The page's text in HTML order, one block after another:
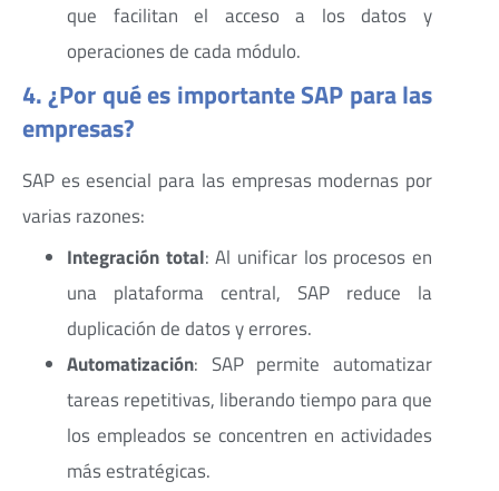
que facilitan el acceso a los datos y
operaciones de cada módulo.
4. ¿Por qué es importante SAP para las
empresas?
SAP es esencial para las empresas modernas por
varias razones:
Integración total: Al unificar los procesos en
una plataforma central, SAP reduce la
duplicación de datos y errores.
Automatización: SAP permite automatizar
tareas repetitivas, liberando tiempo para que
los empleados se concentren en actividades
más estratégicas.